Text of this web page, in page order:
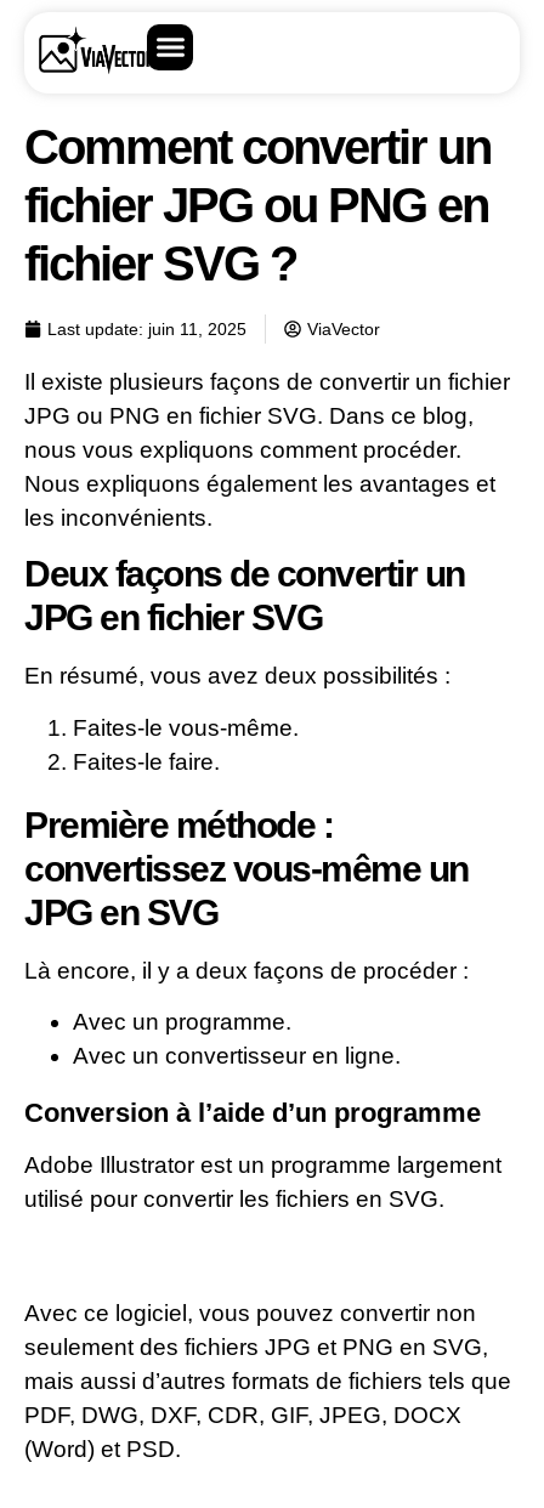
Comment convertir un
fichier JPG ou PNG en
fichier SVG ?
Last update: juin 11, 2025 ViaVector
Il existe plusieurs façons de convertir un fichier
JPG ou PNG en fichier SVG. Dans ce blog,
nous vous expliquons comment procéder.
Nous expliquons également les avantages et
les inconvénients.
Deux façons de convertir un
JPG en fichier SVG
En résumé, vous avez deux possibilités :
Faites-le vous-même.
Faites-le faire.
Première méthode :
convertissez vous-même un
JPG en SVG
Là encore, il y a deux façons de procéder :
Avec un programme.
Avec un convertisseur en ligne.
Conversion à l’aide d’un programme
Adobe Illustrator est un programme largement
utilisé pour convertir les fichiers en SVG.
Avec ce logiciel, vous pouvez convertir non
seulement des fichiers JPG et PNG en SVG,
mais aussi d’autres formats de fichiers tels que
PDF, DWG, DXF, CDR, GIF, JPEG, DOCX
(Word) et PSD.